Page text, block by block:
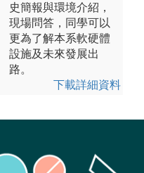
史簡報與環境介紹，
現場問答，同學可以
更為了解本系軟硬體
設施及未來發展出
路。
下載詳細資料